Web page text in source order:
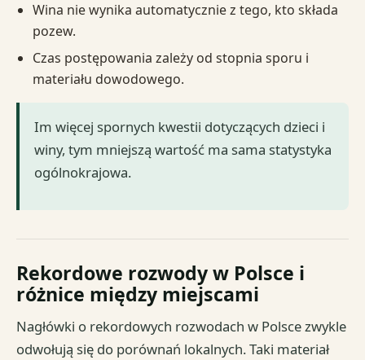
Wina nie wynika automatycznie z tego, kto składa
pozew.
Czas postępowania zależy od stopnia sporu i
materiału dowodowego.
Im więcej spornych kwestii dotyczących dzieci i
winy, tym mniejszą wartość ma sama statystyka
ogólnokrajowa.
Rekordowe rozwody w Polsce i
różnice między miejscami
Nagłówki o rekordowych rozwodach w Polsce zwykle
odwołują się do porównań lokalnych. Taki materiał